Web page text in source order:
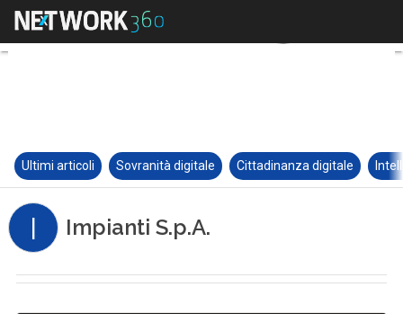
Ultimi articoli Sovranità digitale Cittadinanza digitale
I Impianti S.p.A.